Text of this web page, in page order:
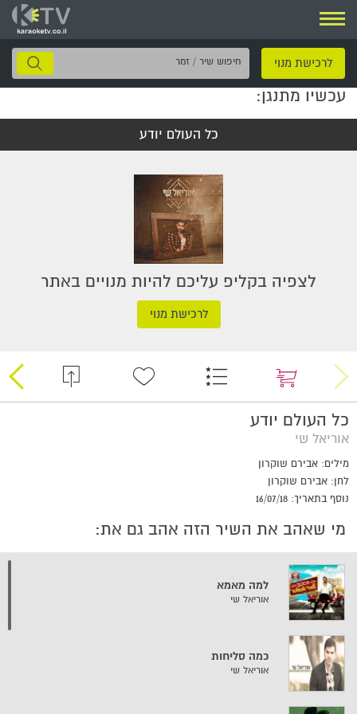
ניווט
לרכישת מנוי
חיפוש
שיר
עכשיו מתנגן:
כל העולם יודע
לצפיה בקליפ עליכם להיות מנויים באתר
לרכישת מנוי
כל העולם יודע
אוריאל שי
מילים: אבירם שוקרון
לחן: אבירם שוקרון
נוסף בתאריך: 16/07/18
מי שאהב את השיר הזה אהב גם את:
למה מאמא
אוריאל שי
כמה סליחות
אוריאל שי